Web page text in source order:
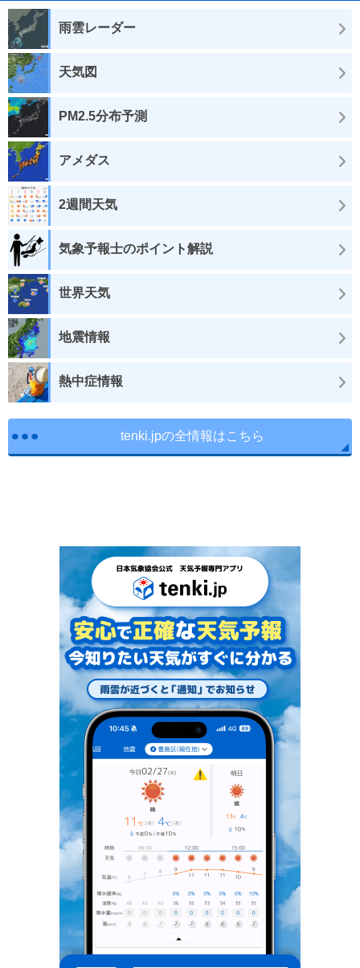
雨雲レーダー
天気図
PM2.5分布予測
アメダス
2週間天気
気象予報士のポイント解説
世界天気
地震情報
熱中症情報
tenki.jpの全情報はこちら